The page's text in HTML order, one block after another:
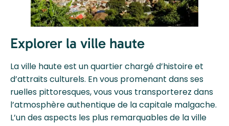
Explorer la ville haute
La ville haute est un quartier chargé d’histoire et
d’attraits culturels. En vous promenant dans ses
ruelles pittoresques, vous vous transporterez dans
l’atmosphère authentique de la capitale malgache.
L’un des aspects les plus remarquables de la ville